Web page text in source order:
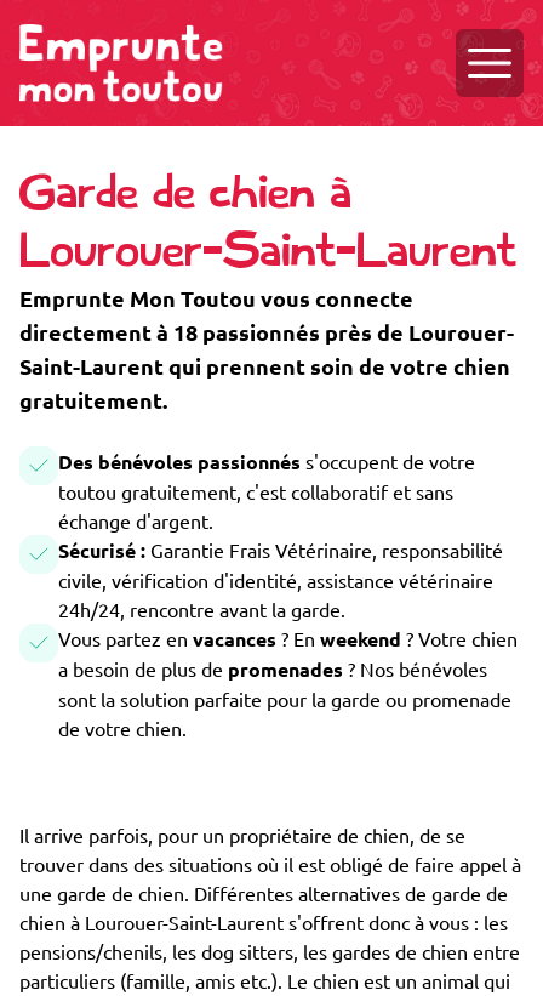
Garde de chien à
Lourouer-Saint-Laurent
Emprunte Mon Toutou vous connecte
directement à 18 passionnés près de Lourouer-
Saint-Laurent qui prennent soin de votre chien
gratuitement.
Des bénévoles passionnés s'occupent de votre
toutou gratuitement, c'est collaboratif et sans
échange d'argent.
Sécurisé : Garantie Frais Vétérinaire, responsabilité
civile, vérification d'identité, assistance vétérinaire
24h/24, rencontre avant la garde.
Vous partez en vacances ? En weekend ? Votre chien
a besoin de plus de promenades ? Nos bénévoles
sont la solution parfaite pour la garde ou promenade
de votre chien.
Il arrive parfois, pour un propriétaire de chien, de se
trouver dans des situations où il est obligé de faire appel à
une garde de chien. Différentes alternatives de garde de
chien à Lourouer-Saint-Laurent s'offrent donc à vous : les
pensions/chenils, les dog sitters, les gardes de chien entre
particuliers (famille, amis etc.). Le chien est un animal qui